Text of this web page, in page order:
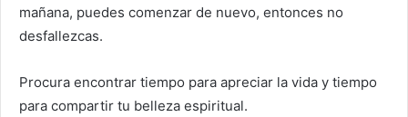
mañana, puedes comenzar de nuevo, entonces no
desfallezcas.
Procura encontrar tiempo para apreciar la vida y tiempo
para compartir tu belleza espiritual.